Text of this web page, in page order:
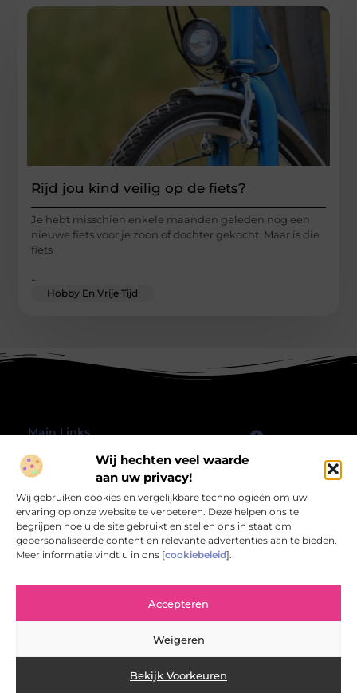
Wij hechten veel waarde
aan uw privacy!
Wij gebruiken cookies en vergelijkbare technologieën om uw
ervaring op onze website te verbeteren. Deze helpen ons te
begrijpen hoe u de site gebruikt en stellen ons in staat om
gepersonaliseerde content en relevante advertenties aan te bieden.
Meer informatie vindt u in ons [cookiebeleid].
Accepteren
Weigeren
Bekijk Voorkeuren
Rijd jou kind veilig op de fiets?
Je hebt misschien enkele maanden geleden nog een
nieuwe fiets voor je zoon of dochter gekocht. Maar is die
fiets
Hobby En Vrije Tijd
Main Links
@2025 All Right Reserved.
Design bywww.rbwebart.nl.
Bericht categorie
Rbwebart.nl – Jouw bron van inspirerende
verrijken en verlevendigen.